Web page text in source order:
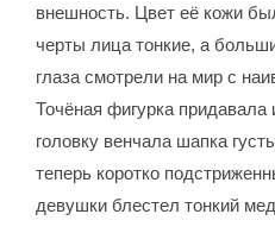
внешность. Цвет её кожи
черты лица тонкие, а
глаза смотрели на мир с
Точёная фигурка придавала
головку венчала шапка
теперь коротко
девушки блестел тонкий